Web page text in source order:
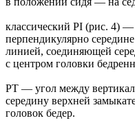
классический PI (рис. 4)
перпендикулярно
линией, соединяющей
с центром головки
PT — угол между
середину верхней
головок бедер.